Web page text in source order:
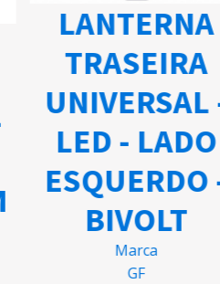
LANTERNA
TRASEIRA
UNIVERSAL -
LED - LADO
ESQUERDO -
BIVOLT
Marca
GF